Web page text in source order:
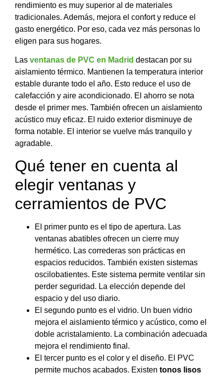
rendimiento es muy superior al de materiales
tradicionales. Además, mejora el confort y reduce el
gasto energético. Por eso, cada vez más personas lo
eligen para sus hogares.
Las ventanas de PVC en Madrid destacan por su
aislamiento térmico. Mantienen la temperatura interior
estable durante todo el año. Esto reduce el uso de
calefacción y aire acondicionado. El ahorro se nota
desde el primer mes. También ofrecen un aislamiento
acústico muy eficaz. El ruido exterior disminuye de
forma notable. El interior se vuelve más tranquilo y
agradable.
Qué tener en cuenta al
elegir ventanas y
cerramientos de PVC
El primer punto es el tipo de apertura. Las
ventanas abatibles ofrecen un cierre muy
hermético. Las correderas son prácticas en
espacios reducidos. También existen sistemas
oscilobatientes. Este sistema permite ventilar sin
perder seguridad. La elección depende del
espacio y del uso diario.
El segundo punto es el vidrio. Un buen vidrio
mejora el aislamiento térmico y acústico, como el
doble acristalamiento. La combinación adecuada
mejora el rendimiento final.
El tercer punto es el color y el diseño. El PVC
permite muchos acabados. Existen tonos lisos